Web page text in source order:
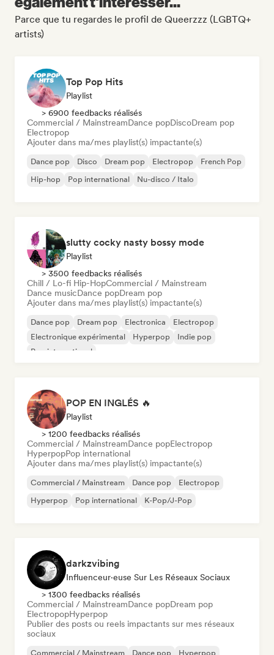
Parce que tu regardes le profil de Queerzzz (LGBTQ+
artists)
Top Pop Hits
Playlist
> 6900 feedbacks réalisés
Commercial / MainstreamDance popDiscoDream pop
Electropop
Ajouter dans ma/mes playlist(s) impactante(s)
Dance pop Disco Dream pop Electropop
French Pop
Hip-hop
Pop international Nu-disco / Italo
slutty cocky nasty bossy mode
Playlist
> 3500 feedbacks réalisés
Chill / Lo-fi Hip-HopCommercial / Mainstream
Dance musicDance popDream pop
Ajouter dans ma/mes playlist(s) impactante(s)
Dance pop Dream pop Electronica
Electropop
Electronique expérimental
Hyperpop
Indie pop
Pop international
POP EN INGLÉS 🔥
Playlist
> 1200 feedbacks réalisés
Commercial / MainstreamDance popElectropop
HyperpopPop international
Ajouter dans ma/mes playlist(s) impactante(s)
Commercial / Mainstream Dance pop
Electropop
Hyperpop
Pop international K-Pop/J-Pop
darkzvibing
Influenceur·euse Sur Les Réseaux Sociaux
> 1300 feedbacks réalisés
Commercial / MainstreamDance popDream pop
ElectropopHyperpop
Publier des posts ou reels impactants sur mes réseaux
sociaux
Commercial / Mainstream Dance pop
Hyperpop